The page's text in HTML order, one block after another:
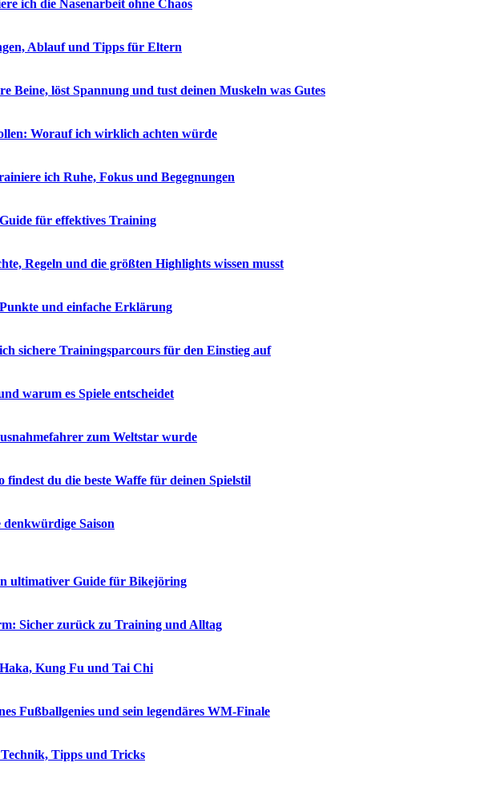
ich die Nasenarbeit ohne Chaos
Ablauf und Tipps für Eltern
Beine, löst Spannung und tust deinen Muskeln was Gutes
Worauf ich wirklich achten würde
ich Ruhe, Fokus und Begegnungen
für effektives Training
Regeln und die größten Highlights wissen musst
und einfache Erklärung
sichere Trainingsparcours für den Einstieg auf
warum es Spiele entscheidet
zum Weltstar wurde
du die beste Waffe für deinen Spielstil
Saison
ultimativer Guide für Bikejöring
Sicher zurück zu Training und Alltag
Kung Fu und Tai Chi
Fußballgenies und sein legendäres WM-Finale
Tipps und Tricks